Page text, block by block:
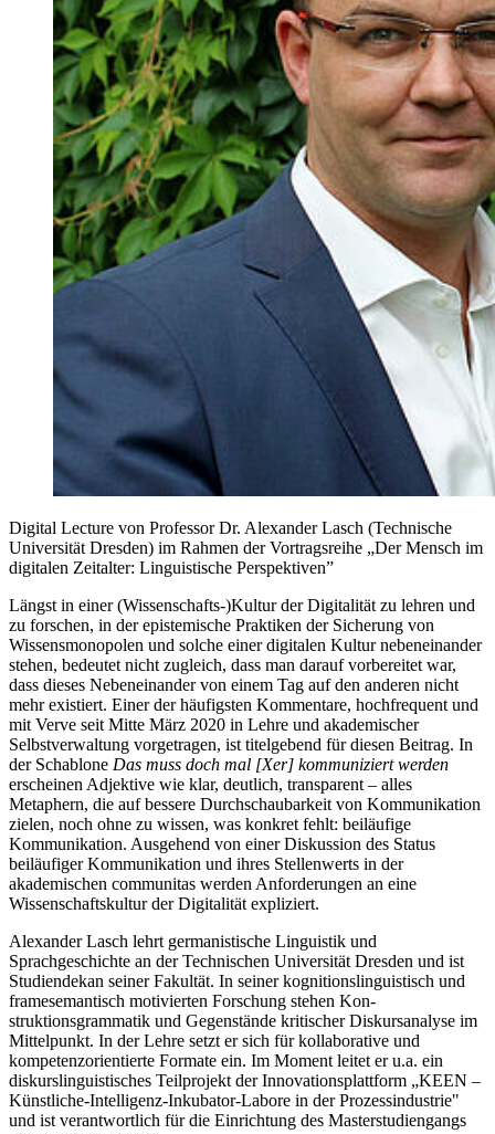
Digital Lecture von Professor Dr. Alexander Lasch (Technische
Universität Dresden) im Rahmen der Vortragsreihe „Der Mensch im
digitalen Zeitalter: Linguistische Perspektiven”
Längst in einer (Wissenschafts-)Kultur der Digitalität zu lehren und
zu forschen, in der epistemische Praktiken der Sicherung von
Wissensmonopolen und solche einer digitalen Kultur nebeneinander
stehen, bedeutet nicht zugleich, dass man darauf vorbereitet war,
dass dieses Nebeneinander von einem Tag auf den anderen nicht
mehr existiert. Einer der häufigsten Kommentare, hochfrequent und
mit Verve seit Mitte März 2020 in Lehre und akademischer
Selbstverwaltung vorgetragen, ist titelgebend für diesen Beitrag. In
der Schablone Das muss doch mal [Xer] kommuniziert werden
erscheinen Adjektive wie klar, deutlich, transparent – alles
Metaphern, die auf bessere Durchschaubarkeit von Kommunikation
zielen, noch ohne zu wissen, was konkret fehlt: beiläufige
Kommunikation. Ausgehend von einer Diskussion des Status
beiläufiger Kommunikation und ihres Stellenwerts in der
akademischen communitas werden Anforderungen an eine
Wissenschaftskultur der Digitalität expliziert.
Alexander Lasch lehrt germanistische Linguistik und
Sprachgeschichte an der Technischen Universität Dresden und ist
Studiendekan seiner Fakultät. In seiner kognitionslinguistisch und
framesemantisch motivierten Forschung stehen Kon-
struktionsgrammatik und Gegenstände kritischer Diskursanalyse im
Mittelpunkt. In der Lehre setzt er sich für kollaborative und
kompetenzorientierte Formate ein. Im Moment leitet er u.a. ein
diskurslinguistisches Teilprojekt der Innovationsplattform „KEEN –
Künstliche-Intelligenz-Inkubator-Labore in der Prozessindustrie"
und ist verantwortlich für die Einrichtung des Masterstudiengangs